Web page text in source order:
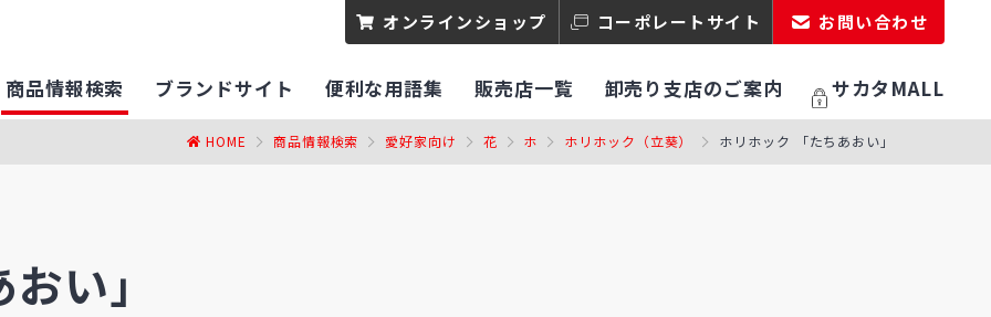
オンラインショップ コーポレートサイト お問い合わせ
商品情報検索 ブランドサイト 便利な用語集 販売店一覧 卸売り支店のご案内 サカタMALL
HOME 商品情報検索 愛好家向け 花 ホ ホリホック（立葵） ホリホック 「たちあおい」
い」